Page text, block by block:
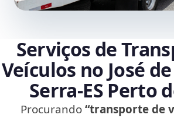
Serviços de
Veículos no José
Serra‑ES Perto
Procurando“transporte de